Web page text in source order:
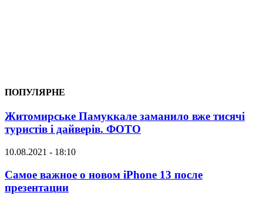
ПОПУЛЯРНЕ
Житомирське Памуккале заманило вже тисячі
туристів і дайверів. ФОТО
10.08.2021 - 18:10
Самое важное о новом iPhone 13 после
презентации